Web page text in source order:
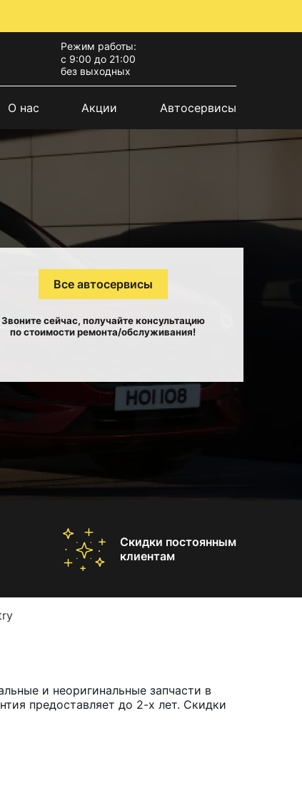
Режим работы:
с 9:00 до 21:00
без выходных
О нас Акции Автосервисы
Все автосервисы
Звоните сейчас, получайте консультацию
по стоимости ремонта/обслуживания!
Скидки постоянным
клиентам
и неоригинальные запчасти в
предоставляет до 2-х лет. Скидки